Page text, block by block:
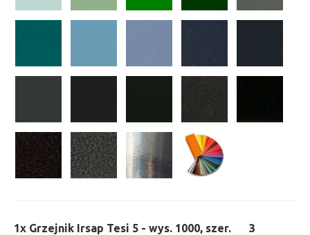
1x Grzejnik Irsap Tesi 5 - wys. 1000, szer.
3